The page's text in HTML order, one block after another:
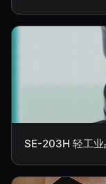
SE-203H 轻工业